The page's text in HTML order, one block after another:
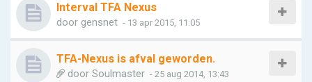
Interval TFA Nexus
door gensnet - 13 apr 2015, 11:05
TFA-Nexus is afval geworden.
door Soulmaster - 25 aug 2014, 13:43